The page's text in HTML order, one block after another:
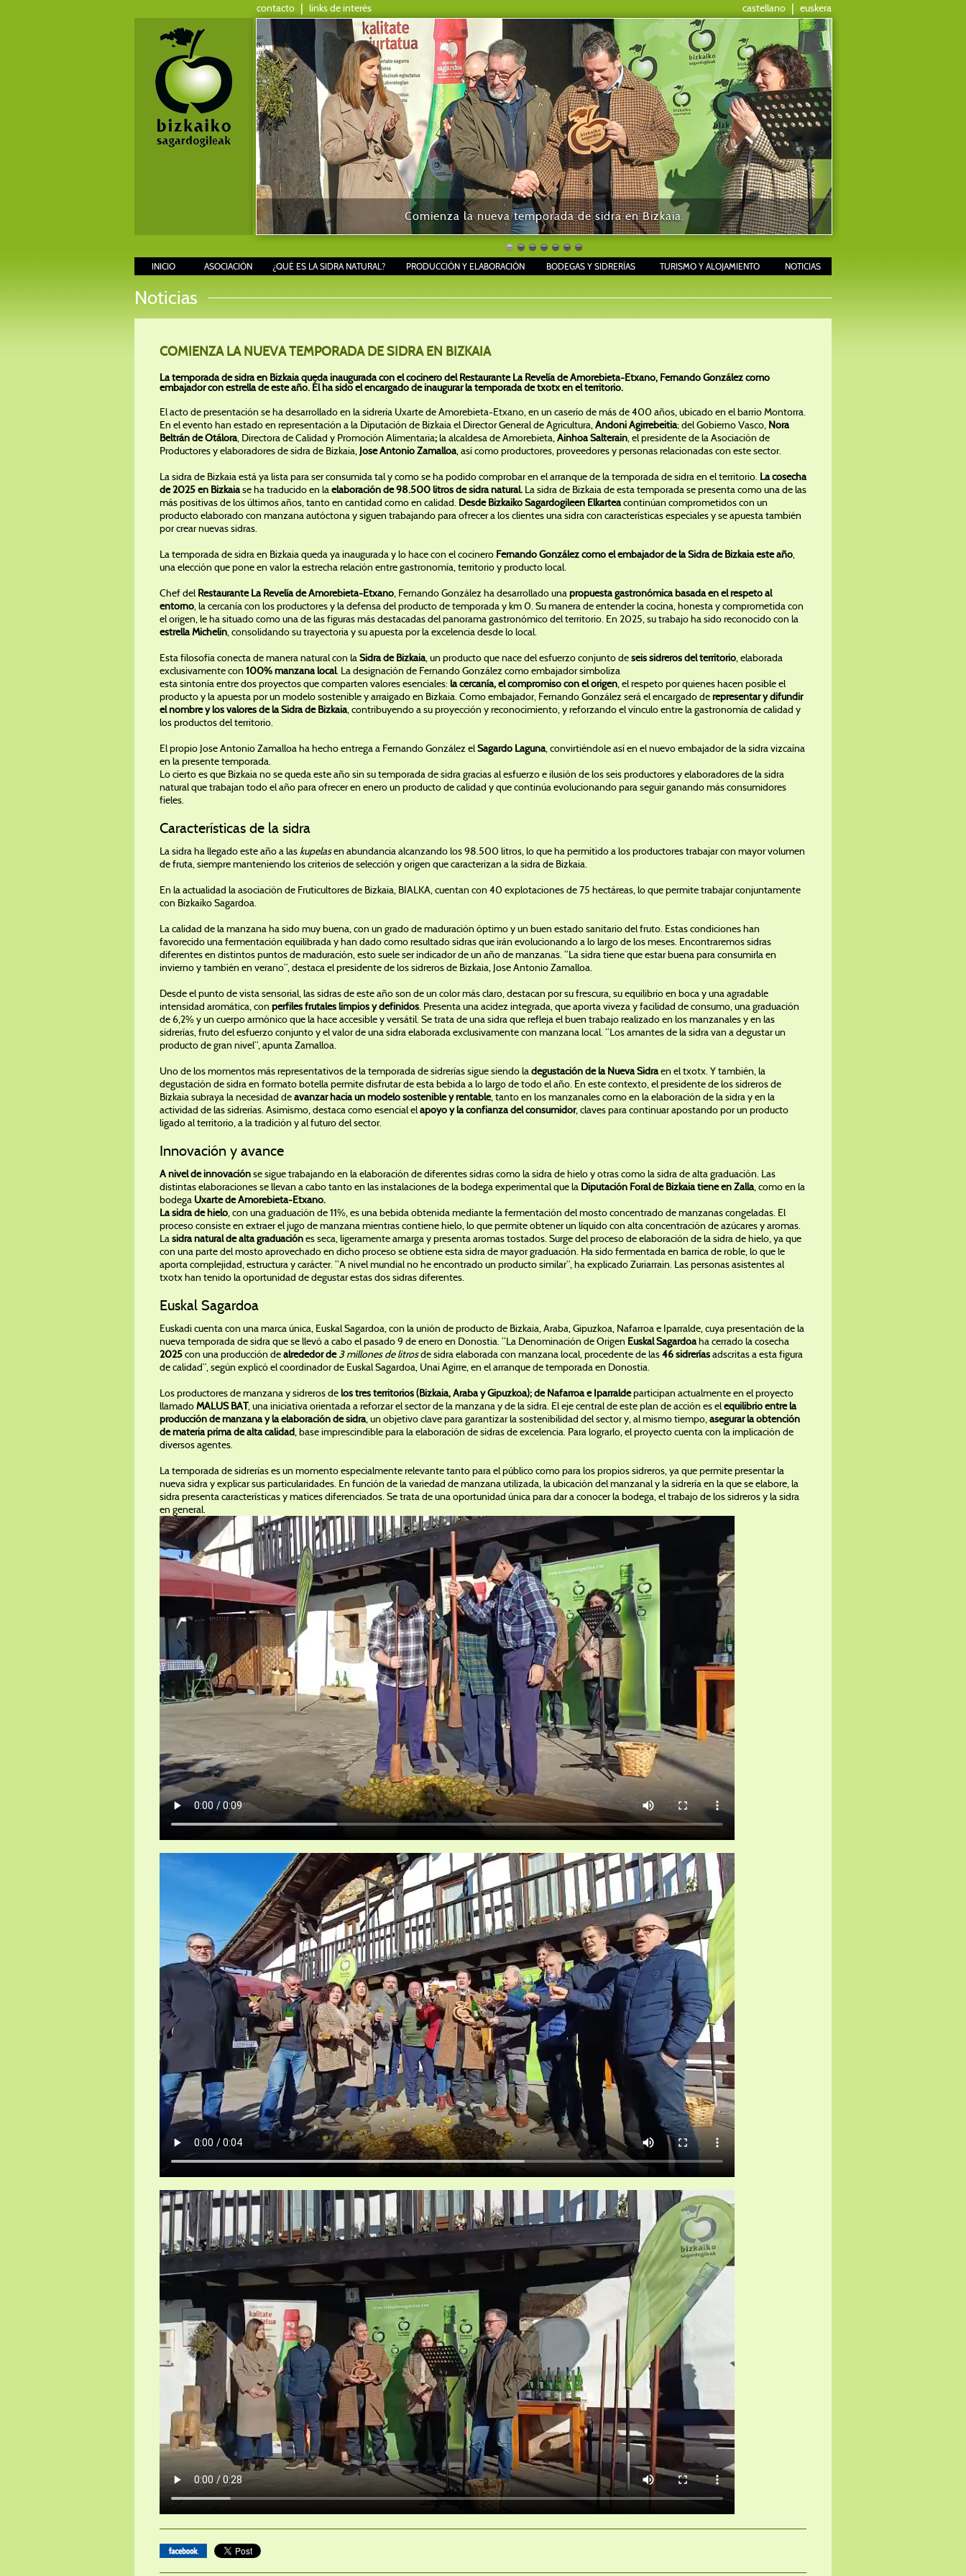
contacto | links de interés castellano | euskera
Comienza la nueva temporada de sidra en Bizkaia.
INICIO ASOCIACIÓN ¿QUÉ ES LA SIDRA NATURAL? PRODUCCIÓN Y ELABORACIÓN BODEGAS Y SIDRERÍAS TURISMO Y ALOJAMIENTO NOTICIAS
Noticias
COMIENZA LA NUEVA TEMPORADA DE SIDRA EN BIZKAIA
La temporada de sidra en Bizkaia queda inaugurada con el cocinero del Restaurante La Revelía de Amorebieta-Etxano, Fernando González como
embajador con estrella de este año. Él ha sido el encargado de inaugurar la temporada de txotx en el territorio.
El acto de presentación se ha desarrollado en la sidrería Uxarte de Amorebieta-Etxano, en un caserío de más de 400 años, ubicado en el barrio Montorra.
En el evento han estado en representación a la Diputación de Bizkaia el Director General de Agricultura,Andoni Agirrebeitia; del Gobierno Vasco, Nora
Beltrán de Otálora, Directora de Calidad y Promoción Alimentaria;la alcaldesa de Amorebieta,Ainhoa Salterain, el presidente de la Asociación de
Productores y elaboradores de sidra de Bizkaia, Jose Antonio Zamalloa, así como productores, proveedores y personas relacionadas con este sector.
La sidra de Bizkaia está ya lista para ser consumida tal y como se ha podido comprobar en el arranque de la temporada de sidra en el territorio. La cosecha
de 2025 en Bizkaiase ha traducido en laelaboración de 98.500 litros de sidra natural. La sidra de Bizkaia de esta temporada se presenta como una de las
más positivas de los últimos años, tanto en cantidad como en calidad. Desde Bizkaiko Sagardogileen Elkarteacontinúan comprometidos con un
producto elaborado con manzana autóctona y siguen trabajando para ofrecer a los clientes una sidra con características especiales y se apuesta también
por crear nuevas sidras.
La temporada de sidra en Bizkaia queda ya inaugurada y lo hace con el cocinero Fernando González como el embajador de la Sidra de Bizkaia este año,
una elección que pone en valor la estrecha relación entre gastronomía, territorio y producto local.
Chef delRestaurante La Revelía de Amorebieta-Etxano, Fernando González ha desarrollado unapropuesta gastronómica basada en el respeto al
entorno, la cercanía con los productores y la defensa del producto de temporada y km 0. Su manera de entender la cocina, honesta y comprometida con
el origen, le ha situado como una de las figuras más destacadas del panorama gastronómico del territorio. En 2025, su trabajo ha sido reconocido con la
estrella Michelin, consolidando su trayectoria y su apuesta por la excelencia desde lo local.
Esta filosofía conecta de manera natural con laSidra de Bizkaia, un producto que nace del esfuerzo conjunto deseis sidreros del territorio, elaborada
exclusivamente con 100% manzana local. La designación de Fernando González como embajador simboliza
esta sintonía entre dos proyectos que comparten valores esenciales: la cercanía, el compromiso con el origen, el respeto por quienes hacen posible el
producto y la apuesta por un modelo sostenible y arraigado en Bizkaia. Como embajador, Fernando González será el encargado derepresentar y difundir
el nombre y los valores de la Sidra de Bizkaia, contribuyendo a su proyección y reconocimiento, y reforzando el vínculo entre la gastronomía de calidad y
los productos del territorio.
El propio Jose Antonio Zamalloa ha hecho entrega a Fernando González elSagardo Laguna, convirtiéndole así en el nuevo embajador de la sidra vizcaína
en la presente temporada.
Lo cierto es que Bizkaia no se queda este año sin su temporada de sidra gracias al esfuerzo e ilusión de los seis productores y elaboradores de la sidra
natural que trabajan todo el año para ofrecer en enero un producto de calidad y que continúa evolucionando para seguir ganando más consumidores
fieles.
Características de la sidra
La sidra ha llegado este año a las kupelasen abundancia alcanzando los 98.500 litros, lo que ha permitido a los productores trabajar con mayor volumen
de fruta, siempre manteniendo los criterios de selección y origen que caracterizan a la sidra de Bizkaia.
En la actualidad la asociación de Fruticultores de Bizkaia, BIALKA, cuentan con 40 explotaciones de 75 hectáreas, lo que permite trabajar conjuntamente
con Bizkaiko Sagardoa.
La calidad de la manzana ha sido muy buena, con un grado de maduración óptimo y un buen estado sanitario del fruto. Estas condiciones han
favorecido una fermentación equilibrada y han dado como resultado sidras que irán evolucionando a lo largo de los meses. Encontraremos sidras
diferentes en distintos puntos de maduración, esto suele ser indicador de un año de manzanas. “La sidra tiene que estar buena para consumirla en
invierno y también en verano”, destaca el presidente de los sidreros de Bizkaia, Jose Antonio Zamalloa.
Desde el punto de vista sensorial, las sidras de este año son de un color más claro, destacan por su frescura, su equilibrio en boca y una agradable
intensidad aromática, con perfiles frutales limpios y definidos. Presenta una acidez integrada, que aporta viveza y facilidad de consumo, una graduación
de 6,2% y un cuerpo armónico que la hace accesible y versátil. Se trata de una sidra que refleja el buen trabajo realizado en los manzanales y en las
sidrerías, fruto del esfuerzo conjunto y el valor de una sidra elaborada exclusivamente con manzana local. “Los amantes de la sidra van a degustar un
producto de gran nivel”, apunta Zamalloa.
Uno de los momentos más representativos de la temporada de sidrerías sigue siendo ladegustación de la Nueva Sidraen el txotx. Y también, la
degustación de sidra en formato botella permite disfrutar de esta bebida a lo largo de todo el año. En este contexto, el presidente de los sidreros de
Bizkaia subraya la necesidad deavanzar hacia un modelo sostenible y rentable, tanto en los manzanales como en la elaboración de la sidra y en la
actividad de las sidrerías. Asimismo, destaca como esencial elapoyo y la confianza del consumidor, claves para continuar apostando por un producto
ligado al territorio, a la tradición y al futuro del sector.
Innovación y avance
A nivel de innovaciónse sigue trabajando en la elaboración de diferentes sidras como la sidra de hielo y otras como la sidra de alta graduación. Las
distintas elaboraciones se llevan a cabo tanto en las instalaciones de la bodega experimental que la Diputación Foral de Bizkaia tiene en Zalla, como en la
bodega Uxarte de Amorebieta-Etxano.
La sidra de hielo, con una graduación de 11%, es una bebida obtenida mediante la fermentación del mosto concentrado de manzanas congeladas. El
proceso consiste en extraer el jugo de manzana mientras contiene hielo, lo que permite obtener un líquido con alta concentración de azúcares y aromas.
Lasidra natural de alta graduaciónes seca, ligeramente amarga y presenta aromas tostados. Surge del proceso de elaboración de la sidra de hielo, ya que
con una parte del mosto aprovechado en dicho proceso se obtiene esta sidra de mayor graduación. Ha sido fermentada en barrica de roble, lo que le
aporta complejidad, estructura y carácter. “A nivel mundial no he encontrado un producto similar”, ha explicado Zuriarrain. Las personas asistentes al
txotx han tenido la oportunidad de degustar estas dos sidras diferentes.
Euskal Sagardoa
Euskadi cuenta con una marca única, Euskal Sagardoa, con la unión de producto de Bizkaia, Araba, Gipuzkoa, Nafarroa e Iparralde, cuya presentación de la
nueva temporada de sidra que se llevó a cabo el pasado 9 de enero en Donostia. “La Denominación de Origen Euskal Sagardoaha cerrado la cosecha
2025con una producción dealrededor de3 millones de litrosde sidra elaborada con manzana local, procedente de las46 sidreríasadscritas a esta figura
de calidad”, según explicó el coordinador de Euskal Sagardoa, Unai Agirre, en el arranque de temporada en Donostia.
Los productores de manzana y sidreros delos tres territorios (Bizkaia, Araba y Gipuzkoa); de Nafarroa e Iparraldeparticipan actualmente en el proyecto
llamadoMALUS BAT, una iniciativa orientada a reforzar el sector de la manzana y de la sidra. El eje central de este plan de acción es elequilibrio entre la
producción de manzanay la elaboración de sidra, un objetivo clave para garantizar la sostenibilidad del sector y, al mismo tiempo,asegurar la obtención
de materia prima de alta calidad, base imprescindible para la elaboración de sidras de excelencia. Para lograrlo, el proyecto cuenta con la implicación de
diversos agentes.
La temporada de sidrerías es un momento especialmente relevante tanto para el público como para los propios sidreros, ya que permite presentar la
nueva sidra y explicar sus particularidades. En función de la variedad de manzana utilizada, la ubicación del manzanal y la sidrería en la que se elabore, la
sidra presenta características y matices diferenciados. Se trata de una oportunidad única para dar a conocer la bodega, el trabajo de los sidreros y la sidra
en general.